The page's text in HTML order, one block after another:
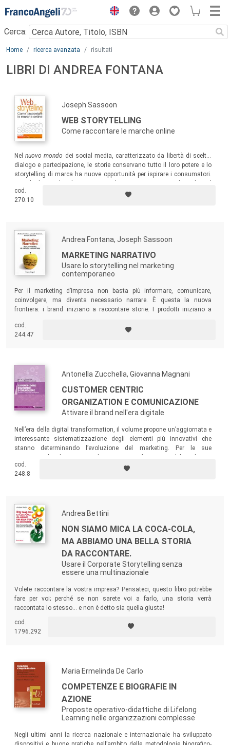
Menu
Cerca:
Main content
Home ricerca avanzata risultati
LIBRI DI ANDREA FONTANA
Joseph Sassoon
WEB STORYTELLING
Come raccontare le marche online
Nelnuovo mondo dei social media, caratterizzato da libertà di scelta,
dialogo e partecipazione, le storie conservano tutto il loro potere e lo
storytelling di marca ha nuove opportunità per ispirare i consumatori.
testo un utile strumento di stimolo e di lavoro per tutti coloro che si
occupano di web communication e marketing.
cod.
270.10
Andrea Fontana, Joseph Sassoon
MARKETING NARRATIVO
Usare lo storytelling nel marketing
contemporaneo
Per il marketing d’impresa non basta più informare, comunicare,
coinvolgere, ma diventa necessario narrare. È questa la nuova
frontiera: i brand iniziano a raccontare storie. I prodotti iniziano a
studenti, ricercatori, docenti, esperti e consulenti di product e brand
management) offre un importante approfondimento di queste nuove
cod.
244.47
Antonella Zucchella, Giovanna Magnani
CUSTOMER CENTRIC
ORGANIZATION E COMUNICAZIONE
Attivare il brand nell'era digitale
Nell’era della digital transformation, il volume propone un’aggiornata e
interessante sistematizzazione degli elementi più innovativi che
stanno determinando l’evoluzione del marketing. Per le sue
quanto agli studenti dei corsi universitari in marketing, offrendo
un’opportunità concreta di aggiornamento, approfondimento e
cod.
248.8
Andrea Bettini
NON SIAMO MICA LA COCA-COLA,
MA ABBIAMO UNA BELLA STORIA
DA RACCONTARE.
Usare il Corporate Storytelling senza
essere una multinazionale
Volete raccontare la vostra impresa? Pensateci, questo libro potrebbe
fare per voi; perché se non sarete voi a farlo, una storia verrà
raccontata lo stesso… e non è detto sia quella giusta!
cod.
1796.292
Maria Ermelinda De Carlo
COMPETENZE E BIOGRAFIE IN
AZIONE
Proposte operativo-didattiche di Lifelong
Learning nelle organizzazioni complesse
Negli ultimi anni la ricerca nazionale e internazionale ha sviluppato